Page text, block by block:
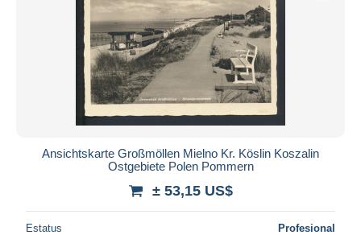
Ansichtskarte Großmöllen Mielno Kr. Köslin Koszalin
Ostgebiete Polen Pommern
± 53,15 US$
Estatus Profesional